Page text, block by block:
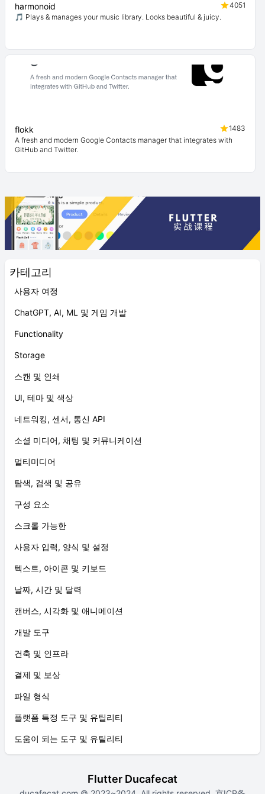
카테고리
사용자 여정
ChatGPT, AI, ML 및 게임 개발
Functionality
Storage
스캔 및 인쇄
UI, 테마 및 색상
네트워킹, 센서, 통신 API
소셜 미디어, 채팅 및 커뮤니케이션
멀티미디어
탐색, 검색 및 공유
구성 요소
스크롤 가능한
사용자 입력, 양식 및 설정
텍스트, 아이콘 및 키보드
날짜, 시간 및 달력
캔버스, 시각화 및 애니메이션
개발 도구
건축 및 인프라
결제 및 보상
파일 형식
플랫폼 특정 도구 및 유틸리티
도움이 되는 도구 및 유틸리티
harmonoid
4051
🎵 Plays & manages your music library. Looks beautiful & juicy.
flokk
1483
A fresh and modern Google Contacts manager that integrates with
GitHub and Twitter.
Flutter Ducafecat